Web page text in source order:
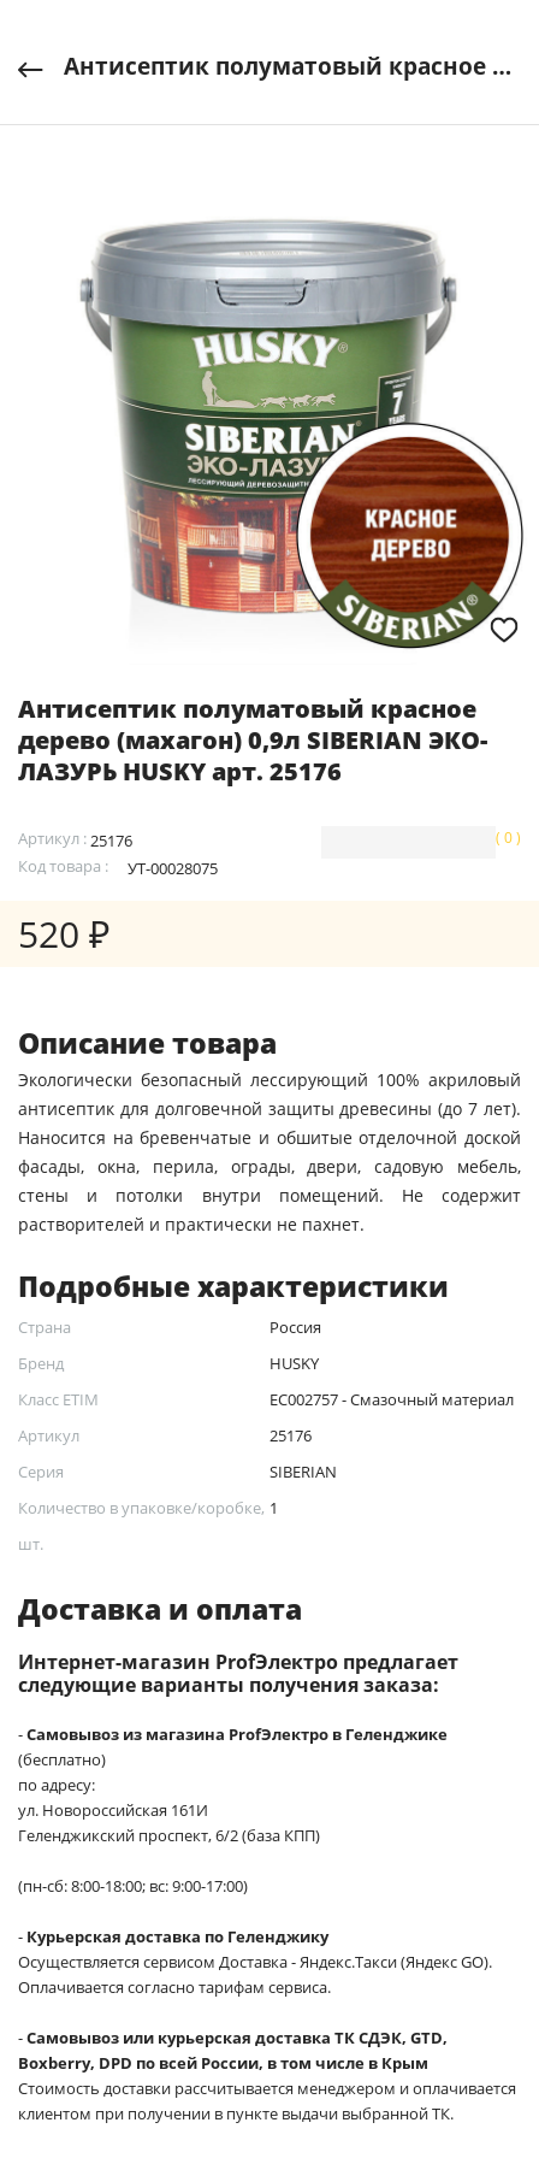
Антисептик полуматовый красное дерево (махагон) 0,9л SIBERIAN ЭКО-ЛАЗУРЬ HUSKY арт. 25176
Антисептик полуматовый красное
дерево (махагон) 0,9л SIBERIAN ЭКО-
ЛАЗУРЬ HUSKY арт. 25176
Артикул :25176
Код товара :
УТ-00028075
( 0 )
520 ₽
Описание товара
Экологически безопасный лессирующий 100% акриловый
антисептик для долговечной защиты древесины (до 7 лет).
Наносится на бревенчатые и обшитые отделочной доской
фасады, окна, перила, ограды, двери, садовую мебель,
стены и потолки внутри помещений. Не содержит
растворителей и практически не пахнет.
Подробные характеристики
Страна
Россия
Бренд
HUSKY
Класс ETIM
EC002757 - Смазочный материал
Артикул
25176
Серия
SIBERIAN
Количество в упаковке/коробке,
шт.
1
Доставка и оплата
Интернет-магазин ProfЭлектро предлагает
следующие варианты получения заказа:
-Самовывоз из магазина ProfЭлектро в Геленджике
(бесплатно)
по адресу:
ул. Новороссийская 161И
Геленджикский проспект, 6/2 (база КПП)
(пн-сб: 8:00-18:00; вс: 9:00-17:00)
- Курьерская доставка по Геленджику
Осуществляется сервисом Доставка - Яндекс.Такси (Яндекс GO).
Оплачивается согласно тарифам сервиса.
-Самовывоз или курьерская доставка ТК СДЭК, GTD,
Boxberry, DPD по всей России, в том числе в Крым
Стоимость доставки рассчитывается менеджером и оплачивается
клиентом при получении в пункте выдачи выбранной ТК.